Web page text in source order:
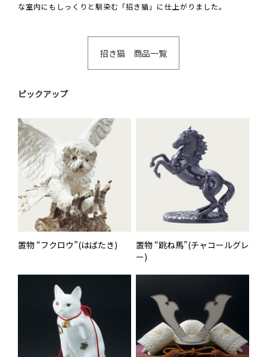
な室内にもしっくりと馴染む「招き猫」に仕上がりました。
招き猫 商品一覧
ピックアップ
置物 “フクロウ”(はばたき)
置物 “跳ね馬”(チャコールグレ
ー)